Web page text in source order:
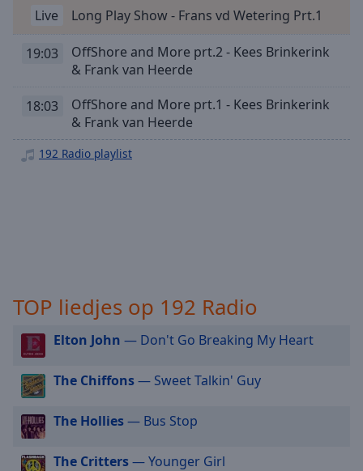
Chapters
Descriptions
off,
selected
Subtitles
off,
Audio
Picture-
in-
Picture
This
Live Long Play Show - Frans vd Wetering Prt.1
19:03
OffShore and More prt.2 - Kees Brinkerink
& Frank van Heerde
18:03
OffShore and More prt.1 - Kees Brinkerink
& Frank van Heerde
192 Radio playlist
TOP liedjes op 192 Radio
Elton John — Don't Go Breaking My Heart
The Chiffons— Sweet Talkin' Guy
The Hollies— Bus Stop
The Critters— Younger Girl